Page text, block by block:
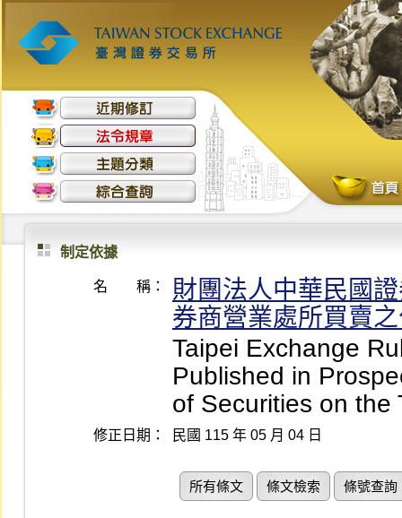
制定依據
名 稱：
財團法人中華民國
券商營業處所買賣
Taipei Exchange
Published in
of Securities on the
修正日期： 民國 115 年 05 月 04 日
所有條文 條文檢索 條號查詢